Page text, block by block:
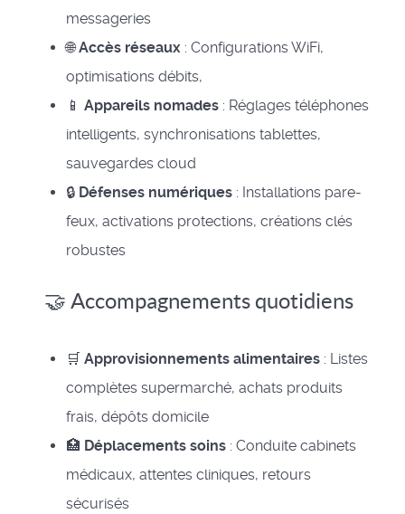
messageries
🌐Accès réseaux : Configurations WiFi,
optimisations débits,
📱 Appareils nomades : Réglages téléphones
intelligents, synchronisations tablettes,
sauvegardes cloud
🔒 Défenses numériques : Installations pare-
feux, activations protections, créations clés
robustes
🤝 Accompagnements quotidiens
🛒 Approvisionnements alimentaires : Listes
complètes supermarché, achats produits
frais, dépôts domicile
🏥 Déplacements soins : Conduite cabinets
médicaux, attentes cliniques, retours
sécurisés